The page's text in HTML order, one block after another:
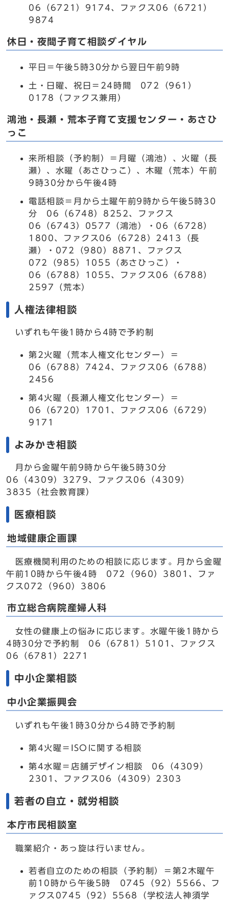
06（6721）9174、ファクス06（6721）
9874
休日・夜間子育て相談ダイヤル
平日＝午後5時30分から翌日午前9時
土・日曜、祝日＝24時間 072（961）
0178（ファクス兼用）
鴻池・長瀬・荒本子育て支援センター・あさひ
っこ
来所相談（予約制）＝月曜（鴻池）、火曜（長
瀬）、水曜（あさひっこ）、木曜（荒本）午前
9時30分から午後4時
電話相談＝月から土曜午前9時から午後5時30
分 06（6748）8252、ファクス
06（6743）0577（鴻池）・06（6728）
1800、ファクス06（6728）2413（長
瀬）・072（980）8871、ファクス
072（985）1055（あさひっこ）・
06（6788）1055、ファクス06（6788）
2597（荒本）
人権法律相談
いずれも午後1時から4時で予約制
第2火曜（荒本人権文化センター）＝
06（6788）7424、ファクス06（6788）
2456
第4火曜（長瀬人権文化センター）＝
06（6720）1701、ファクス06（6729）
9171
よみかき相談
月から金曜午前9時から午後5時30分
06（4309）3279、ファクス06（4309）
3835（社会教育課）
医療相談
地域健康企画課
医療機関利用のための相談に応じます。月から金曜
午前10時から午後4時 072（960）3801、ファ
クス072（960）3806
市立総合病院産婦人科
女性の健康上の悩みに応じます。水曜午後1時から
4時30分で予約制 06（6781）5101、ファクス
06（6781）2271
中小企業相談
中小企業振興会
いずれも午後1時30分から4時で予約制
第4火曜＝ISOに関する相談
第4水曜＝店舗デザイン相談 06（4309）
2301、ファクス06（4309）2303
若者の自立・就労相談
本庁市民相談室
職業紹介・あっ旋は行いません。
若者自立のための相談（予約制）＝第2木曜午
前10時から午後5時 0745（92）5566、フ
ァクス0745（92）5568（学校法人神須学